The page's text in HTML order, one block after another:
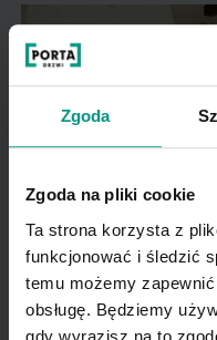
Zgoda
Zgoda na pliki cookie
Ta strona korzysta z
funkcjonować i śledzić
temu możemy
obsługę. Będziemy
gdy wyrazisz na to
Letnie klimaty w